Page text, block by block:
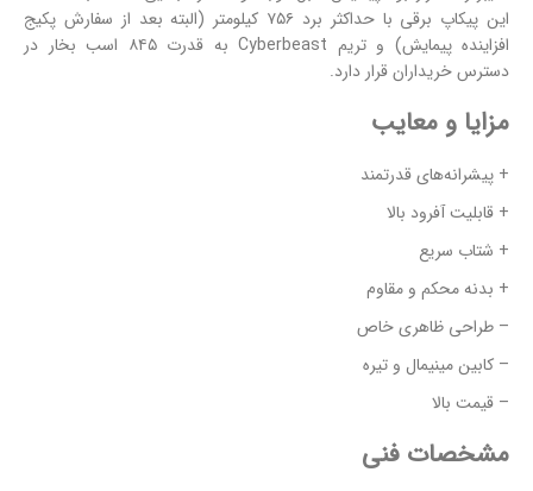
این پیکاپ برقی با حداکثر برد ۷۵۶ کیلومتر (البته بعد از سفارش پکیج
افزاینده پیمایش) و تریم Cyberbeast به قدرت ۸۴۵ اسب بخار در
دسترس خریداران قرار دارد.
مزایا و معایب
+ پیشرانه‌های قدرتمند
+ قابلیت آفرود بالا
+ شتاب سریع
+ بدنه محکم و مقاوم
– طراحی ظاهری خاص
– کابین مینیمال و تیره
– قیمت بالا
مشخصات فنی